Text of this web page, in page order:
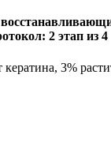
2 этап из 4
3%